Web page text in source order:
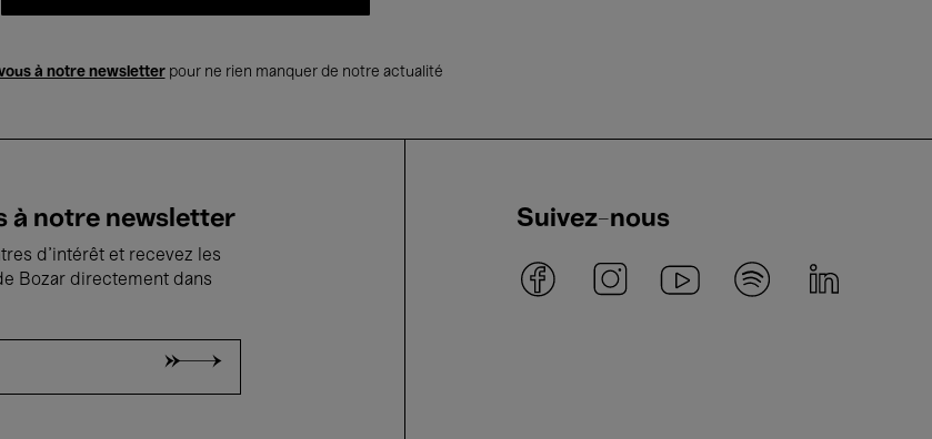
à notre newsletterpour ne rien manquer de notre actualité
à notre newsletter
d'intérêt et recevez les
Bozar directement dans
Suivez-nous